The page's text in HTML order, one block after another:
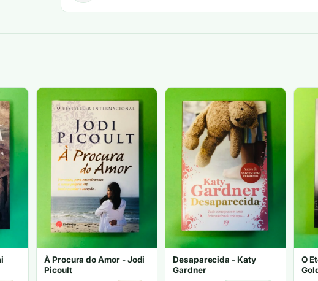
À Procura do Amor - Jodi
Picoult
Desaparecida - Katy
Gardner
O